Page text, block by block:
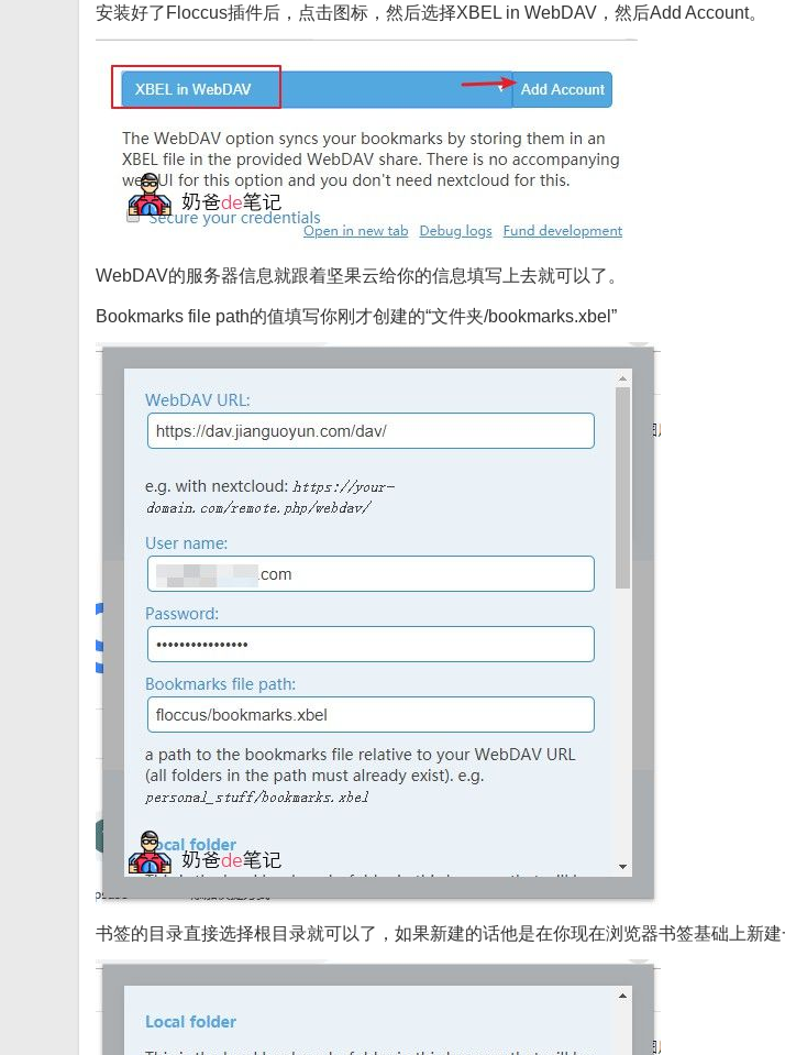
安装好了Floccus插件后，点击图标，然后选择XBEL in WebDAV，然后Add Account。
WebDAV的服务器信息就跟着坚果云给你的信息填写上去就可以了。
Bookmarks file path的值填写你刚才创建的“文件夹/bookmarks.xbel”
书签的目录直接选择根目录就可以了，如果新建的话他是在你现在浏览器书签基础上新建